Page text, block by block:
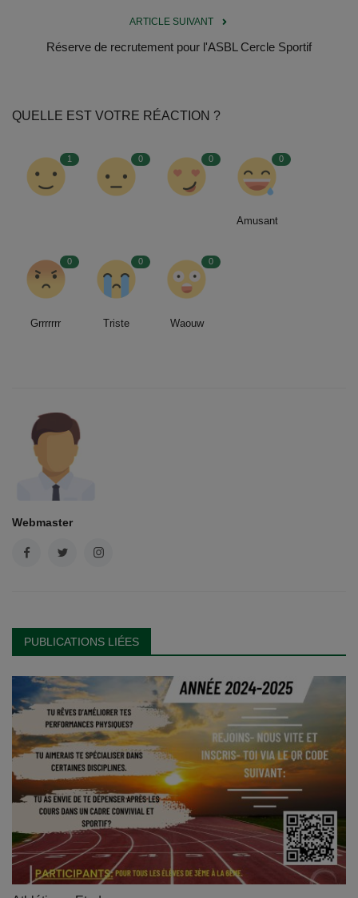
ARTICLE SUIVANT
Réserve de recrutement pour l'ASBL Cercle Sportif
QUELLE EST VOTRE RÉACTION ?
1 0 0 0
Amusant
0
Grrrrrrr
0
Triste
0
Waouw
Webmaster
PUBLICATIONS LIÉES